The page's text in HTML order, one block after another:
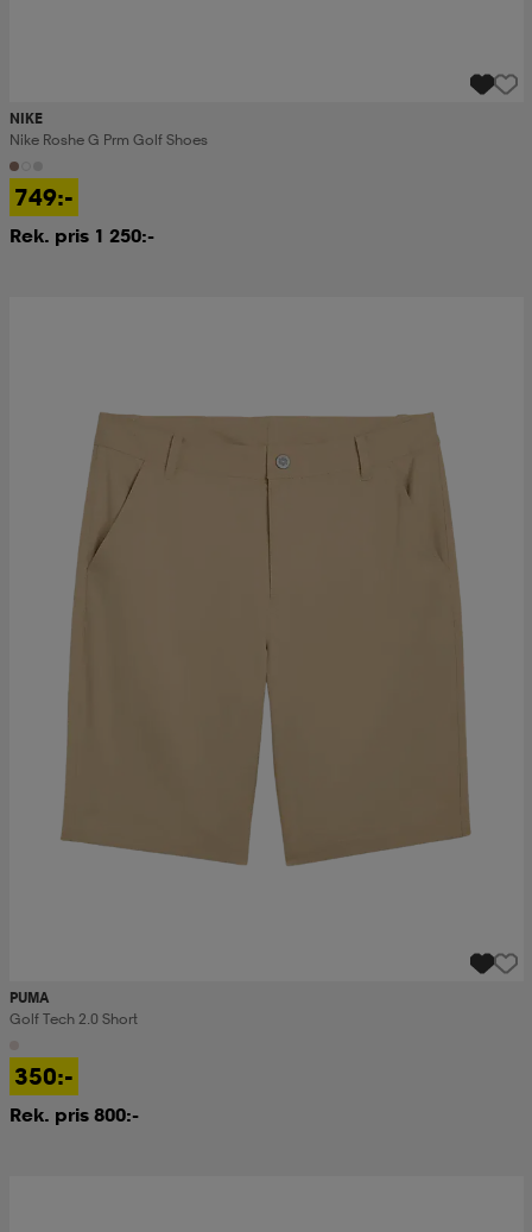
NIKE
Nike Roshe G Prm Golf Shoes
749:-
Rek. pris 1 250:-
PUMA
Golf Tech 2.0 Short
350:-
Rek. pris 800:-